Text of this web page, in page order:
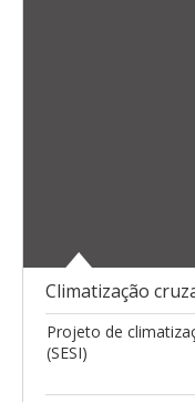
Climatização
Projeto de
(SESI)